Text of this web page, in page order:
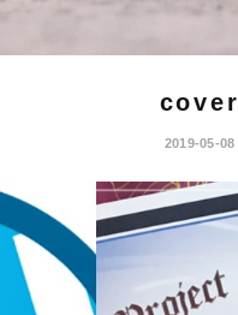
cover
2019-05-08